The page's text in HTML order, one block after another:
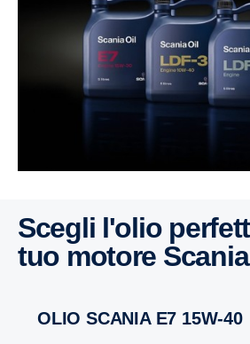
Scegli l'olio perfetto per il
tuo motore Scania
OLIO SCANIA E7 15W-40